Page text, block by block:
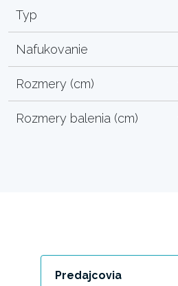
Typ
Nafukovanie
Rozmery (cm)
Rozmery balenia (cm)
Predajcovia